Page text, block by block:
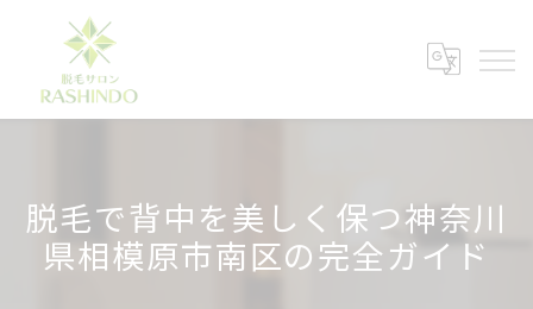
脱毛で背中を美しく保つ神奈川
県相模原市南区の完全ガイド